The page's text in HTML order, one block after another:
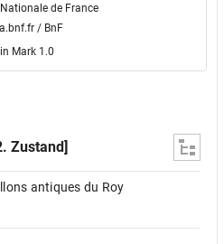
de France
/ BnF
Mark 1.0
Zustand]
antiques du Roy